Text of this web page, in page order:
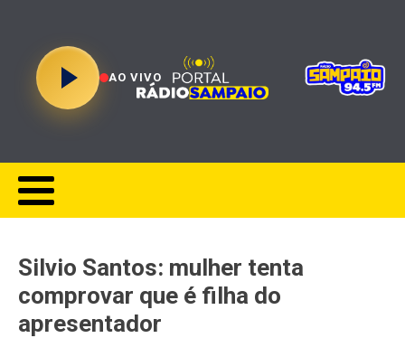
AO VIVO
Silvio Santos: mulher tenta
comprovar que é filha do
apresentador